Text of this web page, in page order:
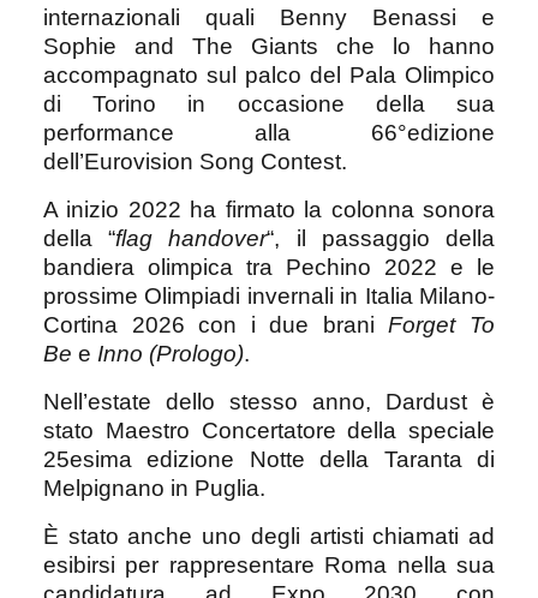
internazionali quali Benny Benassi e
Sophie and The Giants che lo hanno
accompagnato sul palco del Pala Olimpico
di Torino in occasione della sua
performance alla 66°edizione
dell’Eurovision Song Contest.
A inizio 2022 ha firmato la colonna sonora
della “flag handover“, il passaggio della
bandiera olimpica tra Pechino 2022 e le
prossime Olimpiadi invernali in Italia Milano-
Cortina 2026 con i due braniForget To
Be e Inno (Prologo).
Nell’estate dello stesso anno, Dardust è
stato Maestro Concertatore della speciale
25esima edizione Notte della Taranta di
Melpignano in Puglia.
È stato anche uno degli artisti chiamati ad
esibirsi per rappresentare Roma nella sua